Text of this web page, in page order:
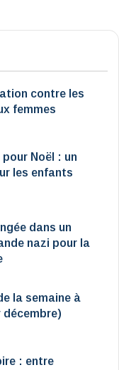
contre les
femmes
Noël : un
les enfants
dans un
nazi pour la
la semaine à
décembre)
: entre